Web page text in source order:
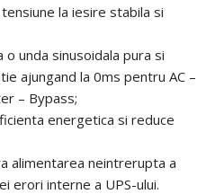
solicitareala iesire stabila si
o unda sinusoidala pura si
ajungand la 0ms pentru AC –
– Bypass;
energetica si reduce
alimentarea neintrerupta a
erori interne a UPS-ului.